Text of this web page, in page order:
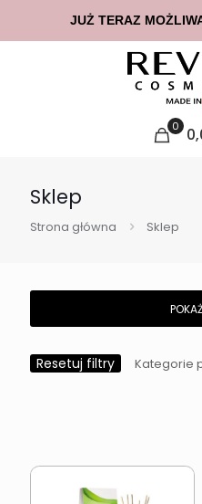
0
Sklep
Strona główna Sklep
Resetuj filtry Kategorie
JUŻ TERAZ